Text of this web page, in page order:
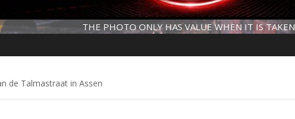
THE PHOTO ONLY HAS VALUE WHEN IT IS TAKEN
de Talmastraat in Assen